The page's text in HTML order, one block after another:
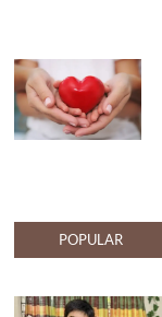
POPULAR